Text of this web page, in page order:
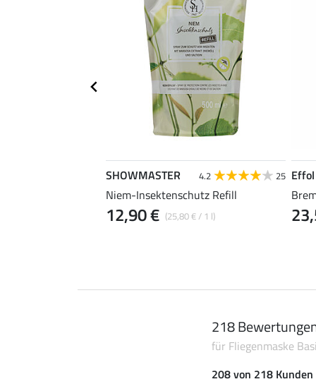
SHOWMASTER 4.2 25
Niem-Insektenschutz Refill
(25,80 € / 1 l)
12,90 €
Effol
218
für Fliegenmaske
208 von 218